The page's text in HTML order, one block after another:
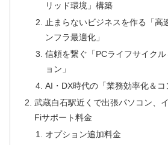
リッド環境」構築
止まらないビジネスを作る「高
ンフラ最適化」
信頼を繋ぐ「PCライフサイク
ョン」
AI・DX時代の「業務効率化＆コ
武蔵白石駅近くで出張パソコン、
Fiサポート料金
オプション追加料金